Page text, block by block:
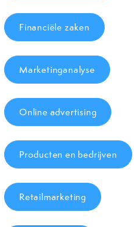
Financiële zaken
Marketinganalyse
Online advertising
Producten en bedrijven
Retailmarketing